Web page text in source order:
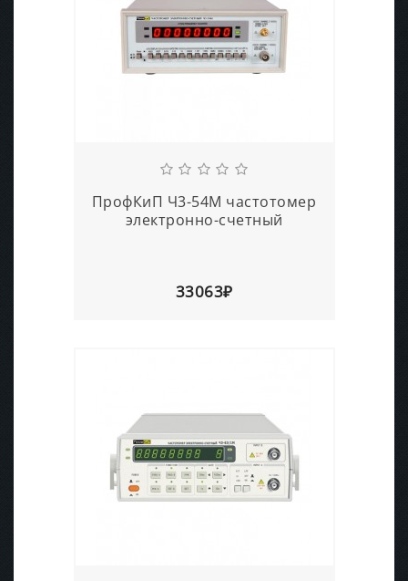
ПрофКиП Ч3-54М частотомер
электронно-счетный
33063₽